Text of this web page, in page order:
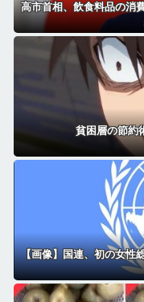
高市首相、飲食料品の
貧困層の節約
【画像】国連、初の女性